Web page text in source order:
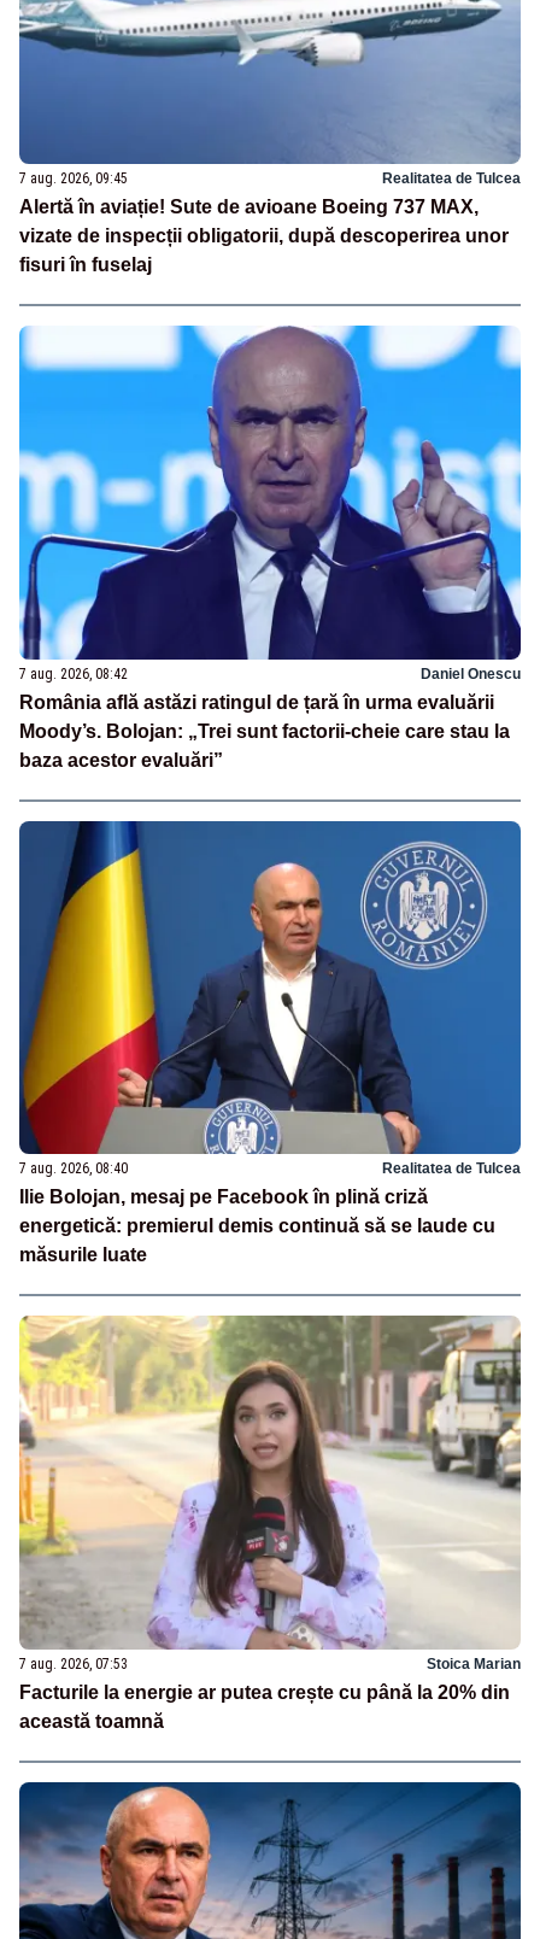
7 aug. 2026, 09:45 Realitatea de Tulcea
Alertă în aviație! Sute de avioane Boeing 737 MAX,
vizate de inspecții obligatorii, după descoperirea unor
fisuri în fuselaj
7 aug. 2026, 08:42 Daniel Onescu
România află astăzi ratingul de țară în urma evaluării
Moody’s. Bolojan: „Trei sunt factorii-cheie care stau la
baza acestor evaluări”
7 aug. 2026, 08:40 Realitatea de Tulcea
Ilie Bolojan, mesaj pe Facebook în plină criză
energetică: premierul demis continuă să se laude cu
măsurile luate
7 aug. 2026, 07:53 Stoica Marian
Facturile la energie ar putea crește cu până la 20% din
această toamnă